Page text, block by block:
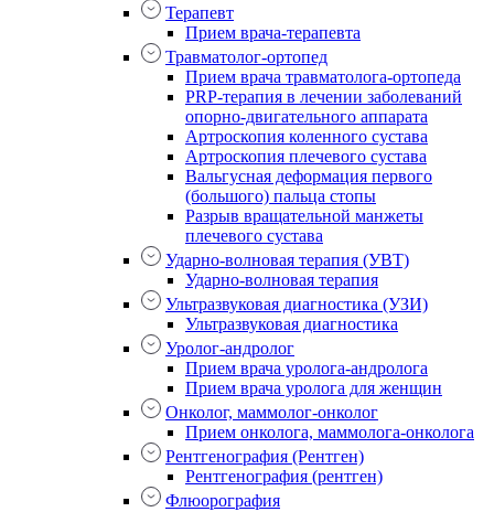
Терапевт
Прием врача-терапевта
Травматолог-ортопед
Прием врача травматолога-ортопеда
PRP-терапия в лечении заболеваний
опорно-двигательного аппарата
Артроскопия коленного сустава
Артроскопия плечевого сустава
Вальгусная деформация первого
(большого) пальца стопы
Разрыв вращательной манжеты
плечевого сустава
Ударно-волновая терапия (УВТ)
Ударно-волновая терапия
Ультразвуковая диагностика (УЗИ)
Ультразвуковая диагностика
Уролог-андролог
Прием врача уролога-андролога
Прием врача уролога для женщин
Онколог, маммолог-онколог
Прием онколога, маммолога-онколога
Рентгенография (Рентген)
Рентгенография (рентген)
Флюорография